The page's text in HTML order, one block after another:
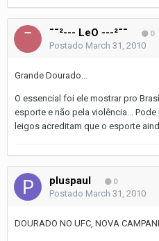
¯¯²--- LeO ---²¯¯ 0
Postado March 31, 2010
Grande Dourado...
O essencial foi ele mostrar pro
esporte e não pela violência...
leigos acreditam que o esporte
pluspaul 0
Postado March 31, 2010
DOURADO NO UFC, NOVA